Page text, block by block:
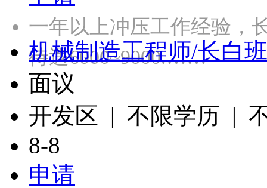
一年以上冲压工作经验，
待遇6000~9000.……
机械制造工程师/长白班
面议
开发区 | 不限学历 |
8-8
申请